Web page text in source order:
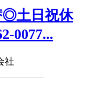
◎土日祝休
0077...
社